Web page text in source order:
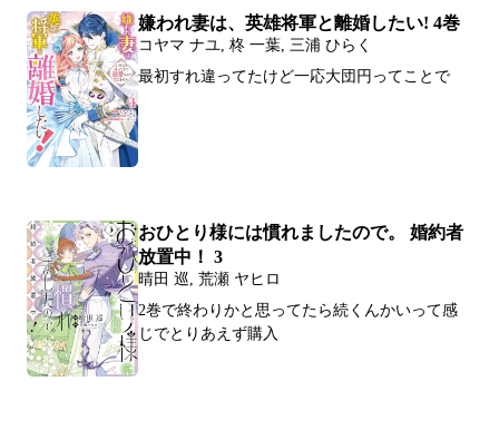
嫌われ妻は、英雄将軍と離婚したい! 4巻
コヤマ ナユ, 柊 一葉, 三浦 ひらく
最初すれ違ってたけど一応大団円ってことで
おひとり様には慣れましたので。 婚約者
放置中！ 3
晴田 巡, 荒瀬 ヤヒロ
2巻で終わりかと思ってたら続くんかいって感
じでとりあえず購入